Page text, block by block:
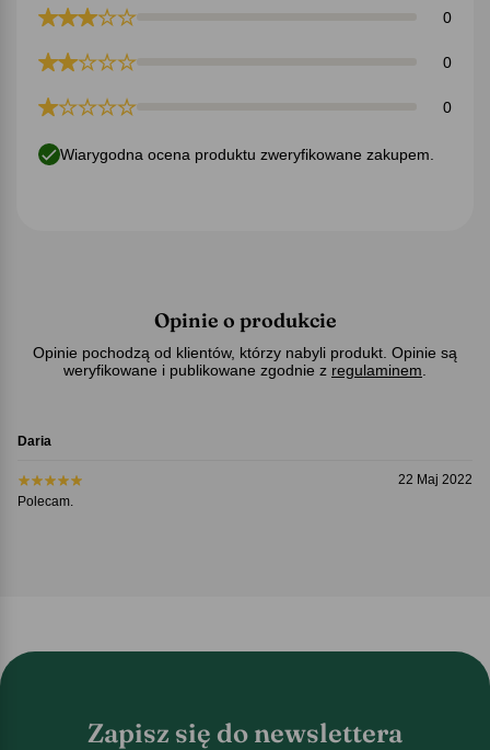
0
0
0
Wiarygodna ocena produktu zweryfikowane zakupem.
Opinie o produkcie
Opinie pochodzą od klientów, którzy nabyli produkt. Opinie są
weryfikowane i publikowane zgodnie z regulaminem
Daria
22 Maj 2022
Polecam.
Zapisz się do newslettera